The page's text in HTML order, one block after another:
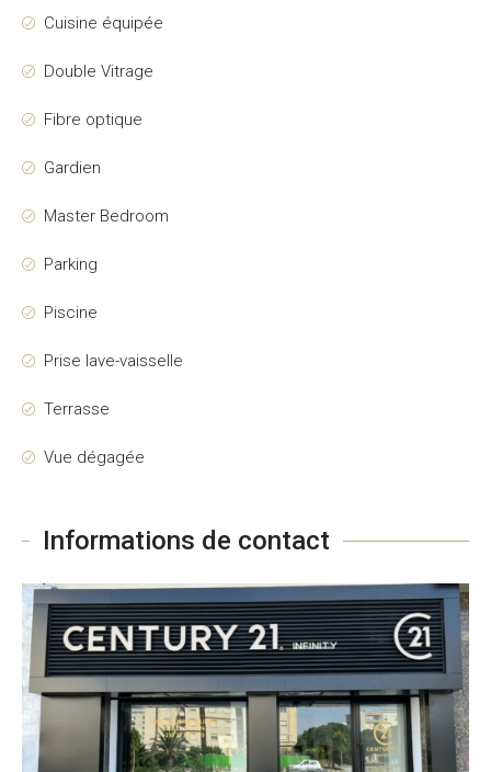
Cuisine équipée
Double Vitrage
Fibre optique
Gardien
Master Bedroom
Parking
Piscine
Prise lave-vaisselle
Terrasse
Vue dégagée
Informations de contact